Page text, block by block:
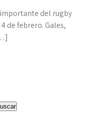
del rugby
de febrero. Gales,